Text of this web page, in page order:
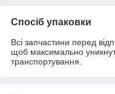
Спосіб упаковки
Всі запчастини перед
щоб максимально
транспортування.